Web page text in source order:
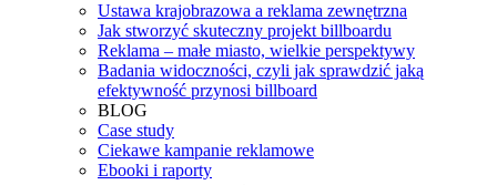
Ustawa krajobrazowa a reklama zewnętrzna
Jak stworzyć skuteczny projekt billboardu
Reklama – małe miasto, wielkie perspektywy
Badania widoczności, czyli jak sprawdzić jaką
efektywność przynosi billboard
BLOG
Case study
Ciekawe kampanie reklamowe
Ebooki i raporty